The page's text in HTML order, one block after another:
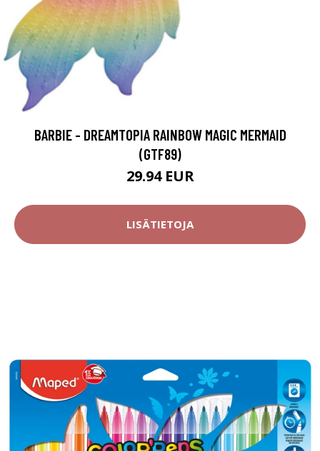
BARBIE - DREAMTOPIA RAINBOW MAGIC MERMAID
(GTF89)
29.94 EUR
LISÄTIETOJA